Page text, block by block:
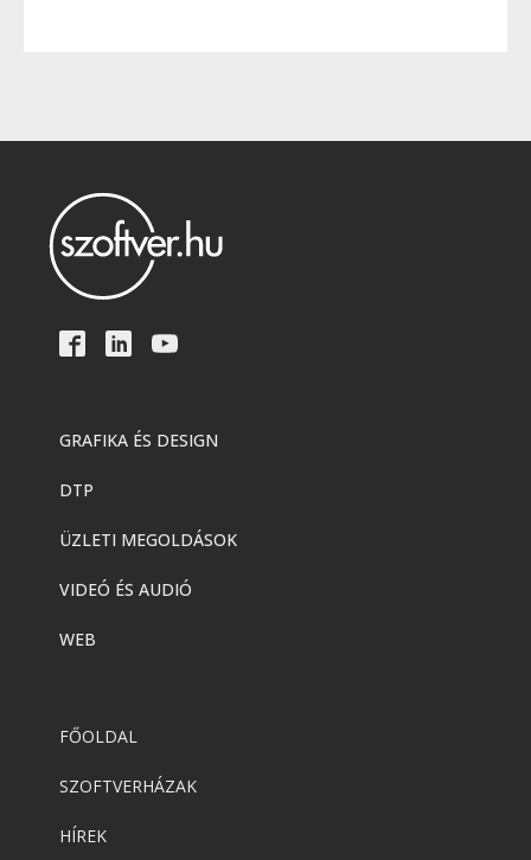
GRAFIKA ÉS DESIGN
DTP
ÜZLETI MEGOLDÁSOK
VIDEÓ ÉS AUDIÓ
WEB
FŐOLDAL
SZOFTVERHÁZAK
HÍREK